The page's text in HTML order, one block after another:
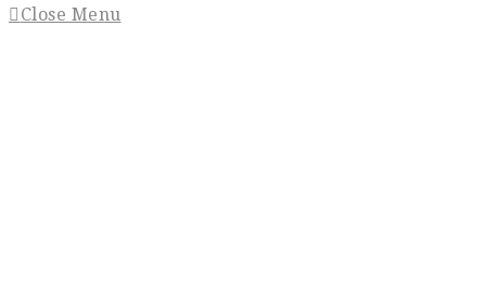
Close Menu